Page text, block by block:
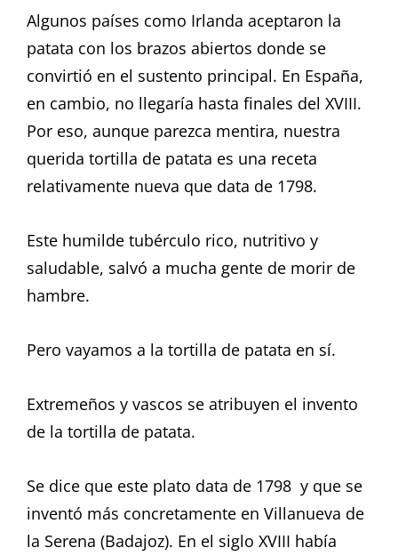
Algunos países como Irlanda aceptaron la
patata con los brazos abiertos donde se
convirtió en el sustento principal. En España,
en cambio, no llegaría hasta finales del XVIII.
Por eso, aunque parezca mentira, nuestra
querida tortilla de patata es una receta
relativamente nueva que data de 1798.
Este humilde tubérculo rico, nutritivo y
saludable, salvó a mucha gente de morir de
hambre.
Pero vayamos a la tortilla de patata en sí.
Extremeños y vascos se atribuyen el invento
de la tortilla de patata.
Se dice que este plato data de 1798 y que se
inventó más concretamente en Villanueva de
la Serena (Badajoz). En el siglo XVIII había